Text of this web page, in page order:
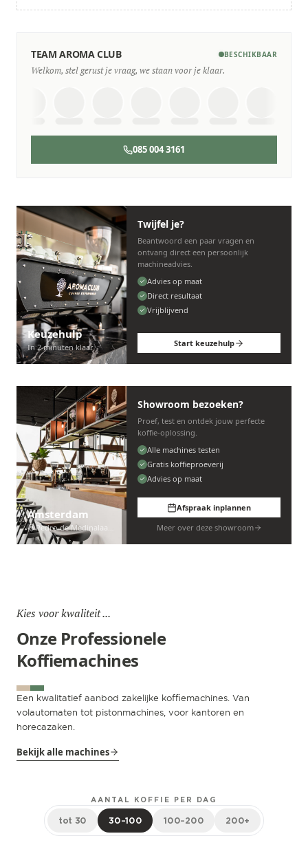
TEAM AROMA CLUB BESCHIKBAAR
Welkom, stel gerust je vraag, we staan voor je klaar.
085 004 3161
Keuzehulp
In 2 minuten klaar
Twijfel je?
Beantwoord een paar vragen en
ontvang direct een persoonlijk
machineadvies.
Advies op maat
Direct resultaat
Vrijblijvend
Start keuzehulp
Amsterdam
Pedro de Medinalaan 53
Showroom bezoeken?
Proef, test en ontdek jouw perfecte
koffie-oplossing.
Alle machines testen
Gratis koffieproeverij
Advies op maat
Afspraak inplannen
Meer over deze showroom
Kies voor kwaliteit ...
Onze Professionele
Koffiemachines
Een kwalitatief aanbod zakelijke koffiemachines. Van
volautomaten tot pistonmachines, voor kantoren en
horecazaken.
Bekijk alle machines
AANTAL KOFFIE PER DAG
tot 30 30–100 100–200 200+